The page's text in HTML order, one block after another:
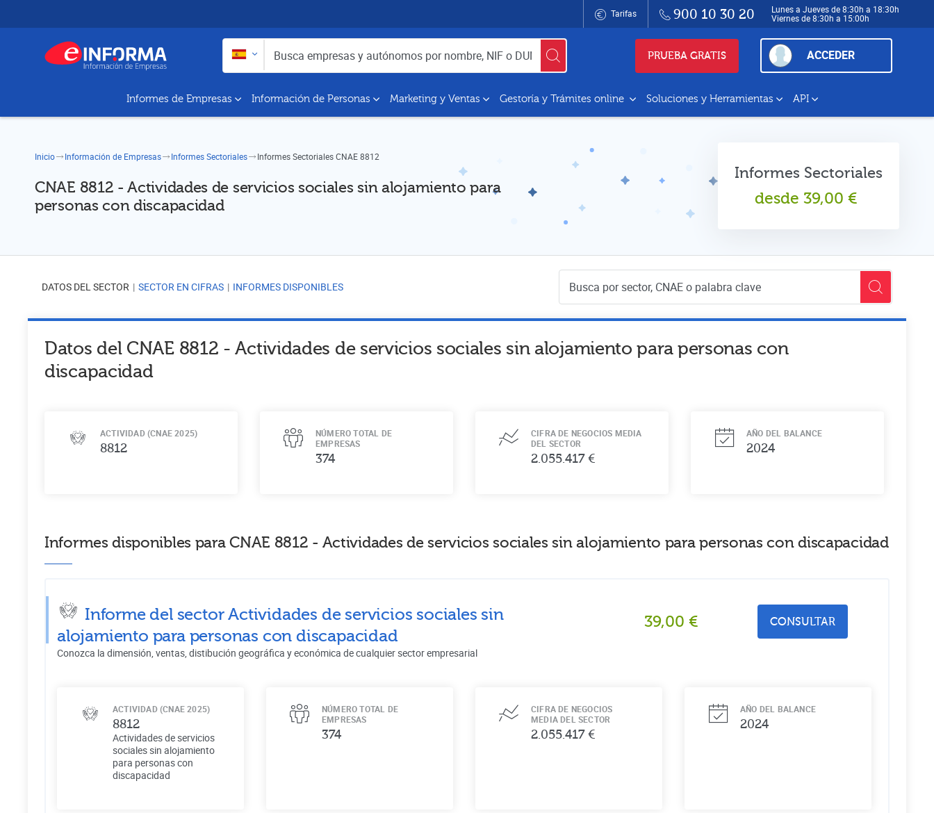
Tarifas 900 10 30 20
Lunes a Jueves de 8:30h a 18:30h
Viernes de 8:30h a 15:00h
PRUEBA GRATIS ACCEDER
Informes de Empresas Información de Personas Marketing y Ventas Gestoría y Trámites online Soluciones y Herramientas API
Inicio Información de Empresas Informes Sectoriales Informes Sectoriales CNAE 8812
CNAE 8812 - Actividades de servicios sociales sin alojamiento para
personas con discapacidad
Informes Sectoriales
desde 39,00 €
DATOS DEL SECTOR SECTOR EN CIFRAS INFORMES DISPONIBLES
Datos del CNAE 8812 -Actividades de servicios sociales sin alojamiento para personas con
discapacidad
ACTIVIDAD (CNAE 2025)
8812
NÚMERO TOTAL DE
EMPRESAS
374
CIFRA DE NEGOCIOS MEDIA
DEL SECTOR
2.055.417 €
AÑO DEL BALANCE
2024
Informes disponibles para CNAE 8812 - Actividades de servicios sociales sin alojamiento para personas con discapacidad
Informe del sector Actividades de servicios sociales sin
alojamiento para personas con discapacidad
39,00 € CONSULTAR
Conozca la dimensión, ventas, distibución geográfica y económica de cualquier sector empresarial
ACTIVIDAD (CNAE 2025)
8812
Actividades de servicios
sociales sin alojamiento
para personas con
discapacidad
NÚMERO TOTAL DE
EMPRESAS
374
CIFRA DE NEGOCIOS
MEDIA DEL SECTOR
2.055.417 €
AÑO DEL BALANCE
2024